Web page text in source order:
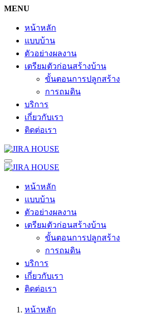
MENU
หน้าหลัก
แบบบ้าน
ตัวอย่างผลงาน
เตรียมตัวก่อนสร้างบ้าน
ขั้นตอนการปลูกสร้าง
การถมดิน
บริการ
เกี่ยวกับเรา
ติดต่อเรา
หน้าหลัก
แบบบ้าน
ตัวอย่างผลงาน
เตรียมตัวก่อนสร้างบ้าน
ขั้นตอนการปลูกสร้าง
การถมดิน
บริการ
เกี่ยวกับเรา
ติดต่อเรา
หน้าหลัก